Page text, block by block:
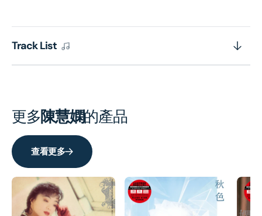
CD)
CD)
Track List
更多陳慧嫻的產品
查看更多